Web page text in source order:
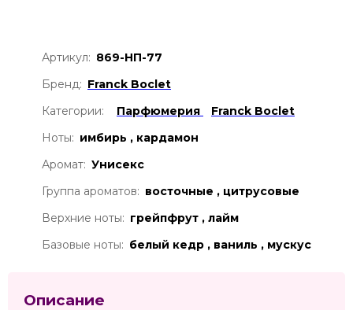
Артикул: 869-НП-77
Бренд: Franck Boclet
Категории:
Парфюмерия
Franck Boclet
Ноты: имбирь , кардамон
Аромат: Унисекс
Группа ароматов: восточные , цитрусовые
Верхние ноты: грейпфрут , лайм
Базовые ноты: белый кедр , ваниль , мускус
Описание